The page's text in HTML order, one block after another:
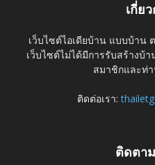
เกี่ย
เว็บไซต์ไอเดียบ้าน แบบบ้า
เว็บไซต์ไม่ได้มีการรับสร้างบ้า
สมาชิกและท่
ติดต่อเรา:
ติดตา